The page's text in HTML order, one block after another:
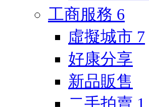
工商服務 6
虛擬城市 7
好康分享
新品販售